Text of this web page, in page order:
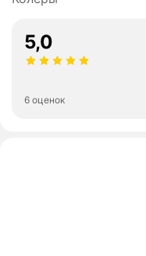
5,0
6 оценок